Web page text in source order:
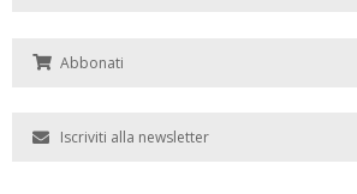
Abbonati
Iscriviti alla newsletter